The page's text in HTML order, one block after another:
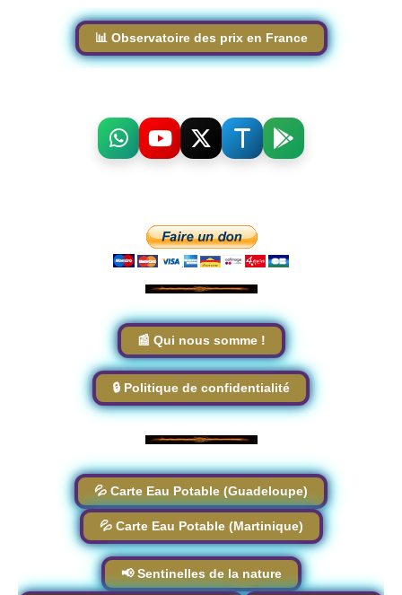
📊 Observatoire des prix en France
📰 Qui nous somme !
🔒 Politique de confidentialité
💦 Carte Eau Potable (Guadeloupe)
💦 Carte Eau Potable (Martinique)
📢 Sentinelles de la nature